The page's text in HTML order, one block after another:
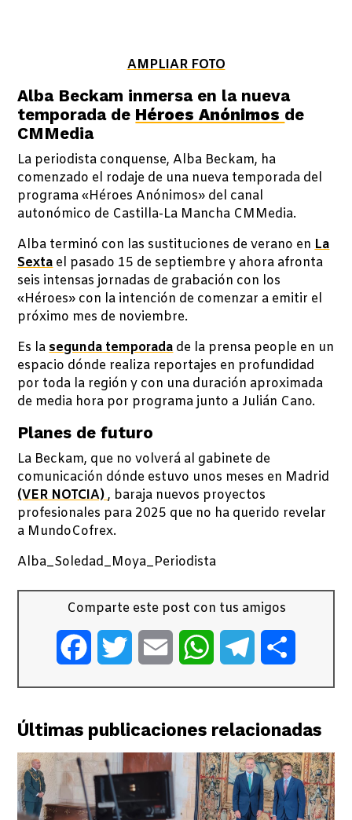
AMPLIAR FOTO
Alba Beckam inmersa en la nueva
temporada de Héroes Anónimos de
CMMedia
La periodista conquense, Alba Beckam, ha
comenzado el rodaje de una nueva temporada del
programa «Héroes Anónimos» del canal
autonómico de Castilla-La Mancha CMMedia.
Alba terminó con las sustituciones de verano en La
Sexta el pasado 15 de septiembre y ahora afronta
seis intensas jornadas de grabación con los
«Héroes» con la intención de comenzar a emitir el
próximo mes de noviembre.
Es la segunda temporada de la prensa people en un
espacio dónde realiza reportajes en profundidad
por toda la región y con una duración aproximada
de media hora por programa junto a Julián Cano.
Planes de futuro
La Beckam, que no volverá al gabinete de
comunicación dónde estuvo unos meses en Madrid
(VER NOTCIA), baraja nuevos proyectos
profesionales para 2025 que no ha querido revelar
a MundoCofrex.
Alba_Soledad_Moya_Periodista
Comparte este post con tus amigos
FacebookTwitter Email WhatsAppTelegram
Últimas publicaciones relacionadas